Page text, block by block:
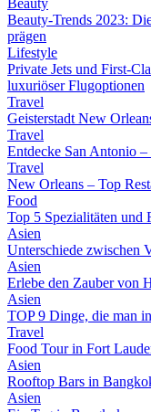
Beauty
Beauty-Trends 2023:
prägen
Lifestyle
Private Jets und First-
luxuriöser Flugoptionen
Travel
Geisterstadt New
Travel
Entdecke San Antonio
Travel
New Orleans – Top
Food
Top 5 Spezialitäten und
Asien
Unterschiede zwischen
Asien
Erlebe den Zauber von
Asien
TOP 9 Dinge, die man
Travel
Food Tour in Fort
Asien
Rooftop Bars in
Asien